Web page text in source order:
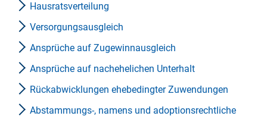
Hausratsverteilung
Versorgungsausgleich
Ansprüche auf Zugewinnausgleich
Ansprüche auf nachehelichen Unterhalt
Rückabwicklungen ehebedingter Zuwendungen
Abstammungs-, namens und adoptionsrechtliche